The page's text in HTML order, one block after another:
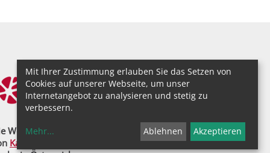
Website "pilgerkalender.at" ist ein Projekt
Katholisch.at
, dem Webportal der Katholischen
Mit Ihrer Zustimmung erlauben Sie das Setzen von
Cookies auf unserer Webseite, um unser
Internetangebot zu analysieren und stetig zu
verbessern.
Mehr... Ablehnen Akzeptieren